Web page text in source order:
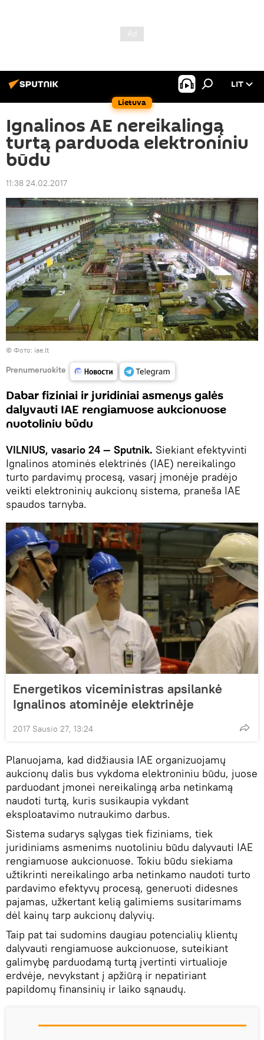
Lietuva
LIT
Ignalinos AE nereikalingą
turtą parduoda elektroniniu
būdu
11:38 24.02.2017
© Фото: iae.lt
Prenumeruokite
Dabar fiziniai ir juridiniai asmenys galės
dalyvauti IAE rengiamuose aukcionuose
nuotoliniu būdu
VILNIUS, vasario 24 — Sputnik. Siekiant efektyvinti
Ignalinos atominės elektrinės (IAE) nereikalingo
turto pardavimų procesą, vasarį įmonėje pradėjo
veikti elektroninių aukcionų sistema, praneša IAE
spaudos tarnyba.
Energetikos viceministras apsilankė
Ignalinos atominėje elektrinėje
2017 Sausio 27, 13:24
Planuojama, kad didžiausia IAE organizuojamų
aukcionų dalis bus vykdoma elektroniniu būdu, juose
parduodant įmonei nereikalingą arba netinkamą
naudoti turtą, kuris susikaupia vykdant
eksploatavimo nutraukimo darbus.
Sistema sudarys sąlygas tiek fiziniams, tiek
juridiniams asmenims nuotoliniu būdu dalyvauti IAE
rengiamuose aukcionuose. Tokiu būdu siekiama
užtikrinti nereikalingo arba netinkamo naudoti turto
pardavimo efektyvų procesą, generuoti didesnes
pajamas, užkertant kelią galimiems susitarimams
dėl kainų tarp aukcionų dalyvių.
Taip pat tai sudomins daugiau potencialių klientų
dalyvauti rengiamuose aukcionuose, suteikiant
galimybę parduodamą turtą įvertinti virtualioje
erdvėje, nevykstant į apžiūrą ir nepatiriant
papildomų finansinių ir laiko sąnaudų.